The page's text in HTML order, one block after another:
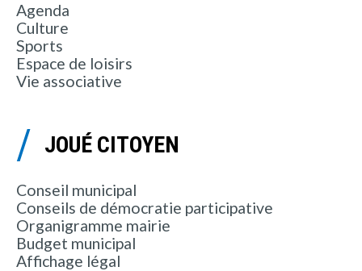
Agenda
Culture
Sports
Espace de loisirs
Vie associative
JOUÉ CITOYEN
Conseil municipal
Conseils de démocratie participative
Organigramme mairie
Budget municipal
Affichage légal